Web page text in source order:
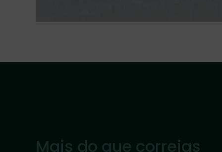
Mais do que correias